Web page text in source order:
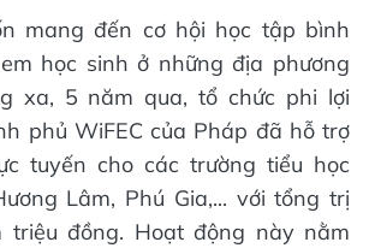
mang đến cơ hội học tập bình
học sinh ở những địa phương
xa, 5 năm qua, tổ chức phi lợi
phủ WiFEC của Pháp đã hỗ trợ
tuyến cho các trường tiểu học
Lâm, Phú Gia,... với tổng trị
triệu đồng. Hoạt động này nằm